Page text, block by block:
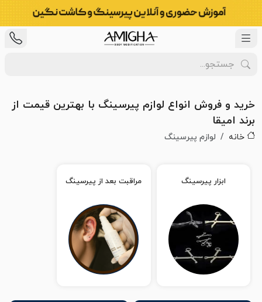
خرید و فروش انواع لوازم پیرسینگ با بهترین قیمت از
برند امیقا
خانه لوازم پیرسینگ
ابزار پیرسینگ مراقبت بعد از پیرسینگ